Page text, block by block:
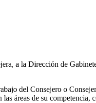
a la Dirección de
del Consejero o
áreas de su